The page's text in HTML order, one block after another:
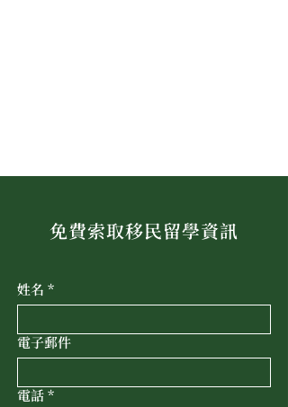
免費索取移民留學資訊
姓名 *
電子郵件
電話*